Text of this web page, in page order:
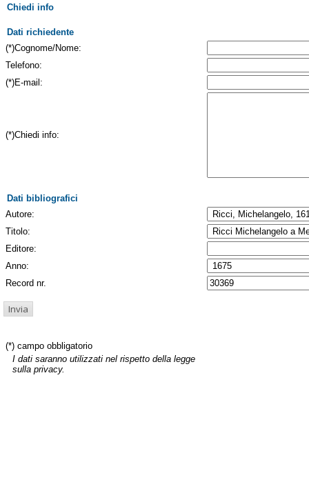
Chiedi info
Dati richiedente
(*)Cognome/Nome:
Telefono:
(*)E-mail:
(*)Chiedi info:
Dati bibliografici
Autore:
Titolo:
Editore:
Anno:
Record nr.
(*) campo obbligatorio
I dati saranno utilizzati nel rispetto della legge
sulla privacy.